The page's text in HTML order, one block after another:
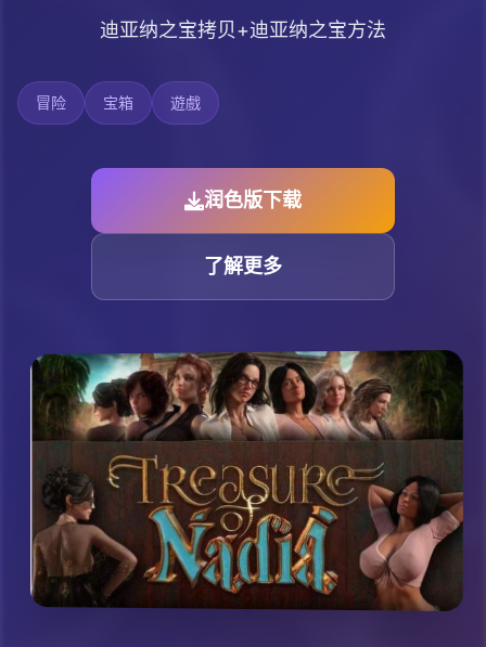
迪亚纳之宝拷贝+迪亚纳之宝方法
冒险 宝箱 遊戲
润色版下载
了解更多